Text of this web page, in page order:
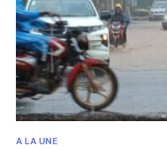
A LA UNE